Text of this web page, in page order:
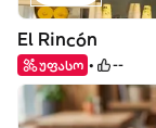
El Rincón
უფასო --